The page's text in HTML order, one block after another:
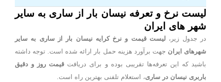
لیست نرخ و تعرفه نیسان بار از ساری به سایر
شهر های ایران
در جدول زیر، لیست قیمت و نرخ کرایه نیسان بار از ساری به سایر
شهرهای ایران جهت برآورد هزینه حمل بار ارائه شده است. توجه داشته
باشید که این تعرفه‌ها تقریبی بوده و برای دریافت قیمت روز و دقیق
باربری نیسان در ساری، استعلام تلفنی بهترین راه است.